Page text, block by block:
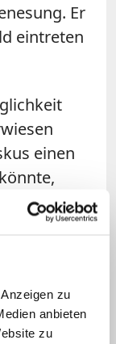
zu
anbieten
zu
Er
eintreten
einen
stark
mehr in